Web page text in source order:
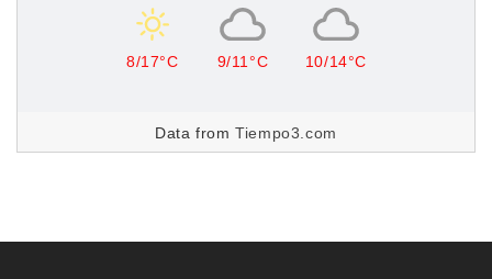
8/17°C 9/11°C 10/14°C
Data fromTiempo3.com